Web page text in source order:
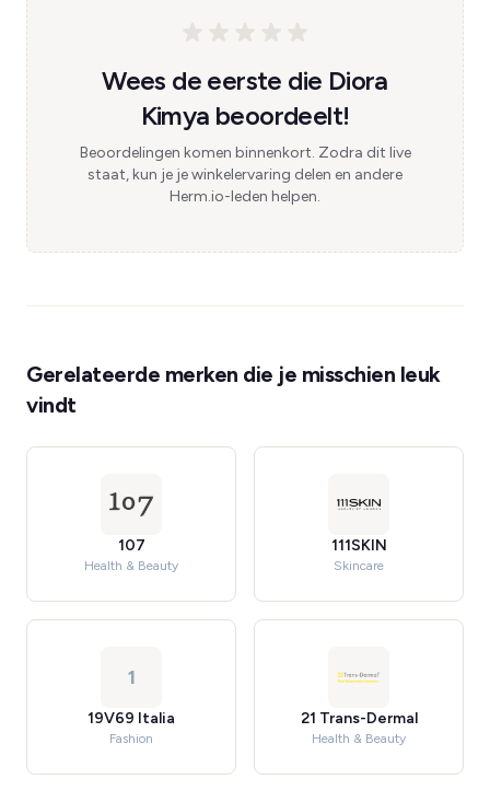
Wees de eerste die Diora
Kimya beoordeelt!
Beoordelingen komen binnenkort. Zodra dit live
staat, kun je je winkelervaring delen en andere
Herm.io-leden helpen.
Gerelateerde merken die je misschien leuk
vindt
107
Health & Beauty
111SKIN
Skincare
1
19V69 Italia
Fashion
21 Trans-Dermal
Health & Beauty